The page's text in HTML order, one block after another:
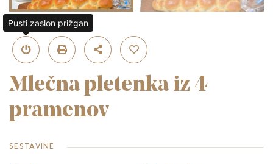
Mlečna pletenka iz 4
pramenov
SESTAVINE
Pusti zaslon prižgan